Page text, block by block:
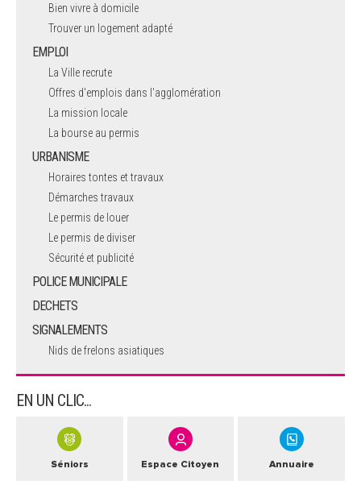
Bien vivre à domicile
Trouver un logement adapté
EMPLOI
La Ville recrute
Offres d'emplois dans l'agglomération
La mission locale
La bourse au permis
URBANISME
Horaires tontes et travaux
Démarches travaux
Le permis de louer
Le permis de diviser
Sécurité et publicité
POLICE MUNICIPALE
DECHETS
SIGNALEMENTS
Nids de frelons asiatiques
EN UN CLIC...
Séniors Espace Citoyen Annuaire